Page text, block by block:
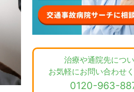
治療や通院先につ
お気軽にお問い合わせ
0120-963-